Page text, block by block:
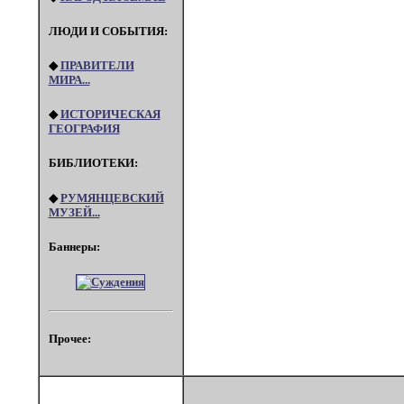
ЛЮДИ И СОБЫТИЯ:
◆ПРАВИТЕЛИ
МИРА...
◆ИСТОРИЧЕСКАЯ
ГЕОГРАФИЯ
БИБЛИОТЕКИ:
◆РУМЯНЦЕВСКИЙ
МУЗЕЙ...
Баннеры:
Прочее: